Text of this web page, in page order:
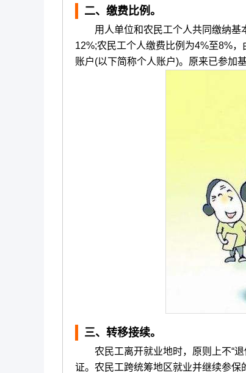
二、缴费比例。
用人单位和农民工个人共同缴纳基
12%;农民工个人缴费比例为4%至8%
账户(以下简称个人账户)。原来已参加
三、转移接续。
农民工离开就业地时，原则上不“退
证。农民工跨统筹地区就业并继续参